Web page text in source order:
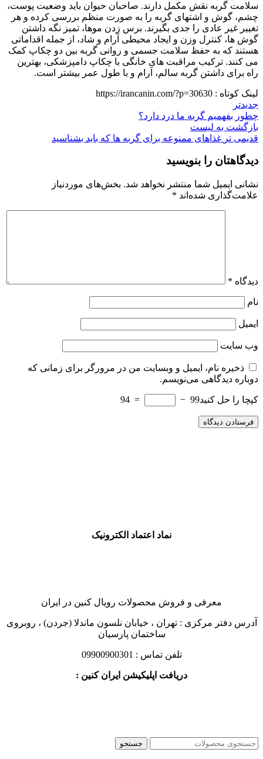
سلامت گربه نقش مکمل دارند. صاحبان حیوان باید وضعیت پوست،
چشم، گوش و اشتهای گربه را به‌ صورت منظم بررسی کرده و هر
تغییر غیر عادی را جدی بگیرند. برس‌ زدن موها، تمیز نگه‌ داشتن
گوش‌ ها، کنترل وزن و ایجاد محیطی آرام و شاد، از جمله اقداماتی
هستند که به حفظ سلامت جسمی و روانی گربه بین دو چکاپ کمک
می‌ کنند. ترکیب مراقبت‌ های خانگی با چکاپ دامپزشکی، بهترین
راه برای داشتن گربه‌ سالم، آرام و با طول عمر بیشتر است.
لینک کوتاه : https://irancanin.com/?p=30630
جدیدتر
چطور بفهمیم گربه‌ ما درد دارد؟
بازگشت به لیست
قدیمی تر غذاهای ممنوعه برای گربه‌ ها که باید بشناسید
دیدگاهتان را بنویسید
نشانی ایمیل شما منتشر نخواهد شد. بخش‌های موردنیاز
علامت‌گذاری شده‌اند *
دیدگاه *
نام
ایمیل
وب‌ سایت
ذخیره نام، ایمیل و وبسایت من در مرورگر برای زمانی که
دوباره دیدگاهی می‌نویسم.
کپچا را حل کنید99 −
= 94
نماد اعتماد الکترونیک
معرفی و فروش محصولات رویال کنین در ایران
آدرس دفتر مرکزی : تهران ، خیابان نلسون ماندلا (جردن) ، روبروی
ساختمان پارسیان
تلفن تماس : 09900900301
دریافت اپلیکیشن ایران کنین :
جستجو